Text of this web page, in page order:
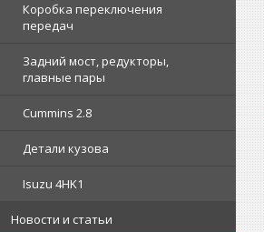
Коробка переключения
передач
Задний мост, редукторы,
главные пары
Cummins 2.8
Детали кузова
Isuzu 4HK1
Новости и статьи